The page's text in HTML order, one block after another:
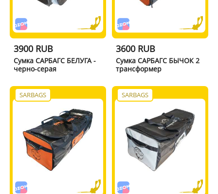
3900 RUB
Сумка САРБАГС БЕЛУГА -
черно-серая
3600 RUB
Сумка САРБАГС БЫЧОК 2
трансформер
SARBAGS SARBAGS